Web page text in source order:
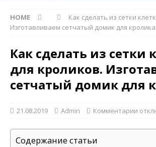
HOME
Как сделать из сетки
Изготавливаем сетчатый домик для кролика
Как сделать из сетки
для кроликов.
сетчатый домик для
21.08.2019 Admin Комментарии
Содержание статьи